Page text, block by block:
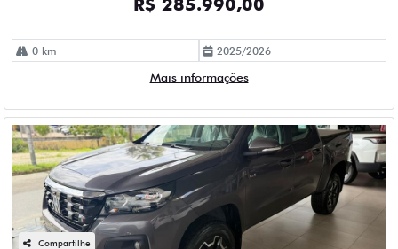
0 km 2025/2026
Mais informações
Compartilhe